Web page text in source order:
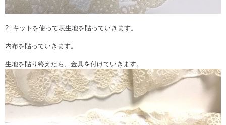
2: キットを使って表生地を貼っていきます。
内布を貼っていきます。
生地を貼り終えたら、金具を付けていきます。